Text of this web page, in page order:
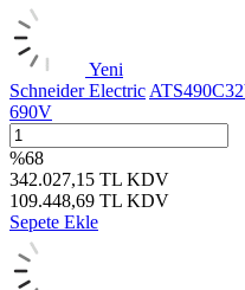
Yeni
Schneider Electric
690V
%68
342.027,15 TL KDV
109.448,69 TL KDV
Sepete Ekle